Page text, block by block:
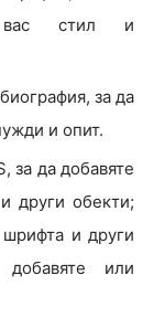
вас стил и
за да
и опит.
за да добавяте
други обекти;
и други
или